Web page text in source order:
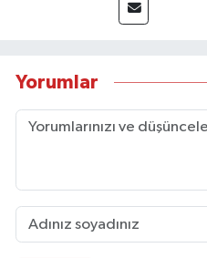
akademik
Taşköprü
Yorumlar